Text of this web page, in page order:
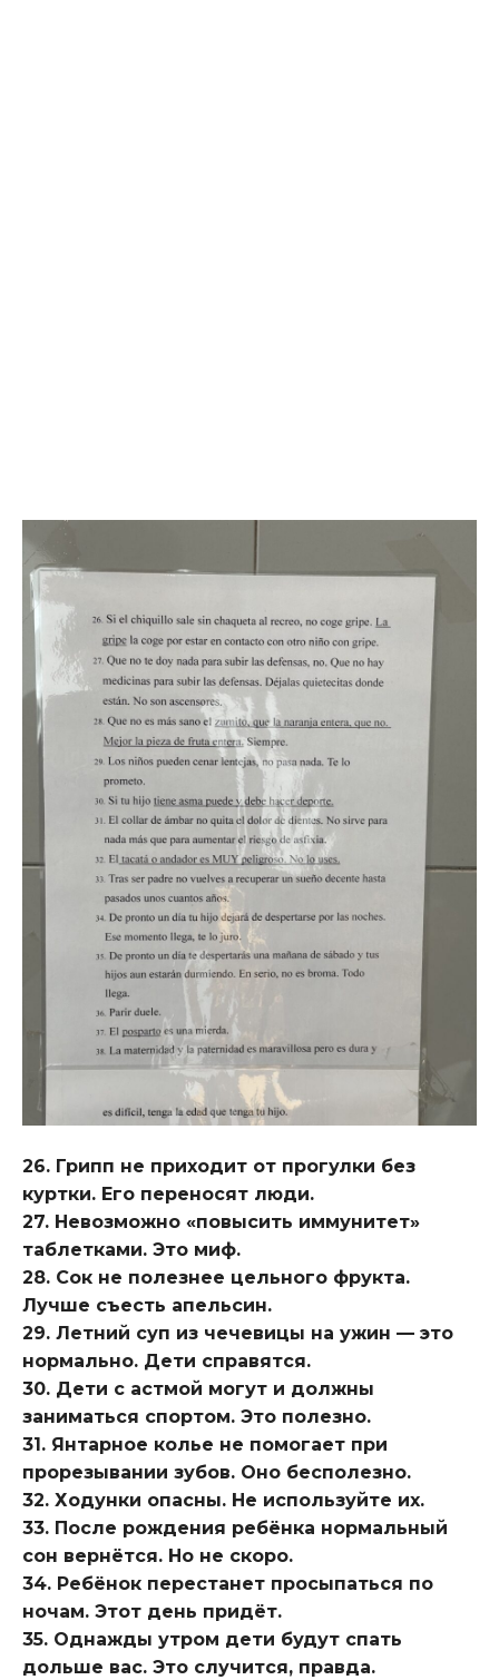
26. Грипп не приходит от прогулки без
куртки. Его переносят люди.
27. Невозможно «повысить иммунитет»
таблетками. Это миф.
28. Сок не полезнее цельного фрукта.
Лучше съесть апельсин.
29. Летний суп из чечевицы на ужин — это
нормально. Дети справятся.
30. Дети с астмой могут и должны
заниматься спортом. Это полезно.
31. Янтарное колье не помогает при
прорезывании зубов. Оно бесполезно.
32. Ходунки опасны. Не используйте их.
33. После рождения ребёнка нормальный
сон вернётся. Но не скоро.
34. Ребёнок перестанет просыпаться по
ночам. Этот день придёт.
35. Однажды утром дети будут спать
дольше вас. Это случится, правда.